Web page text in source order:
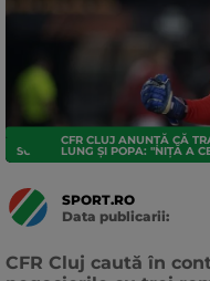
SUPERLIGA
CFR CLUJ ANUNȚĂ CĂ
LUNG ȘI POPA: "NIȚĂ A
SPORT.RO
Data publicarii:
CFR Cluj caută în